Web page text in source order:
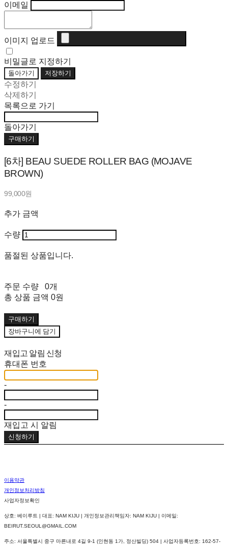
이메일
이미지 업로드
비밀글로 지정하기
돌아가기 저장하기
수정하기
삭제하기
목록으로 가기
돌아가기
구매하기
[6차] BEAU SUEDE ROLLER BAG (MOJAVE
BROWN)
99,000원
추가 금액
수량
품절된 상품입니다.
주문 수량
0개
총 상품 금액 0원
구매하기
장바구니에 담기
재입고 알림 신청
휴대폰 번호
-
-
재입고 시 알림
신청하기
이용약관
개인정보처리방침
사업자정보확인
상호: 베이루트 | 대표: NAM KIJU | 개인정보관리책임자: NAM KIJU | 이메일:
BEIRUT.SEOUL@GMAIL.COM
주소: 서울특별시 중구 마른내로 4길 9-1 (인현동 1가, 정산빌딩) 504 | 사업자등록번호: 162-57-